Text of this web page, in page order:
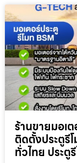
ร้านขายมอเ
ติดตั้งประตูรี
ทั่วไทย ประตู